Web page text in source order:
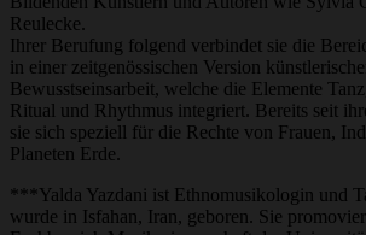
Reulecke.
Ihrer Berufung folgend verbindet sie die
in einer zeitgenössischen Version
Bewusstseinsarbeit, welche die Elemente
Ritual und Rhythmus integriert. Bereits seit
sie sich speziell für die Rechte von Frauen,
Planeten Erde.
***Yalda Yazdani ist Ethnomusikologin und
wurde in Isfahan, Iran, geboren. Sie